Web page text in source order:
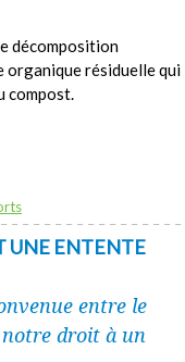
décomposition
organique résiduelle qui
compost.
UNE ENTENTE
entre le
droit à un